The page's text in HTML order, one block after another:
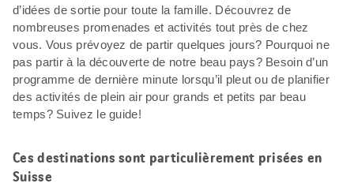
d’idées de sortie pour toute la famille. Découvrez de
nombreuses promenades et activités tout près de chez
vous. Vous prévoyez de partir quelques jours? Pourquoi ne
pas partir à la découverte de notre beau pays? Besoin d’un
programme de dernière minute lorsqu’il pleut ou de planifier
des activités de plein air pour grands et petits par beau
temps? Suivez le guide!
Ces destinations sont particulièrement prisées en
Suisse